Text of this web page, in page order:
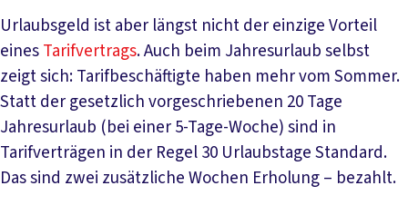
Urlaubsgeld ist aber längst nicht der einzige Vorteil
einesTarifvertrags. Auch beim Jahresurlaub selbst
zeigt sich: Tarifbeschäftigte haben mehr vom Sommer.
Statt der gesetzlich vorgeschriebenen 20 Tage
Jahresurlaub (bei einer 5-Tage-Woche) sind in
Tarifverträgen in der Regel 30 Urlaubstage Standard.
Das sind zwei zusätzliche Wochen Erholung – bezahlt.